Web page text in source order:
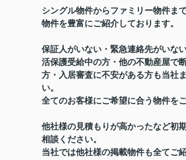
シングル物件からファミリー物件ま
物件を豊富にご紹介しております。
保証人がいない・緊急連絡先がいな
活保護受給中の方・他の不動産屋で
方・入居審査に不安がある方も当社
い。
全てのお客様にご希望に合う物件を
他社様の見積もりが高かったなど初
相談ください。
当社では他社様の掲載物件も全てご